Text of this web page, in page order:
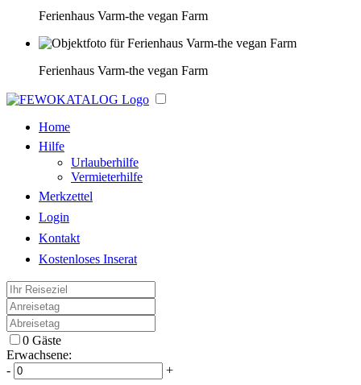
Ferienhaus Varm-the vegan Farm
Ferienhaus Varm-the vegan Farm
Home
Hilfe
Urlauberhilfe
Vermieterhilfe
Merkzettel
Login
Kontakt
Kostenloses Inserat
0 Gäste
Erwachsene:
-
+